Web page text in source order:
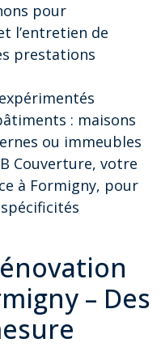
pour
l’entretien de
prestations
: maisons
ou immeubles
Couverture, votre
à Formigny, pour
– Des